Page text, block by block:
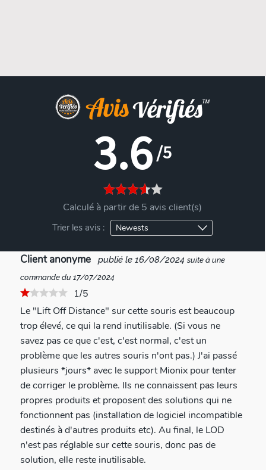
3.6/5
Calculé à partir de 5 avis client(s)
Trier les avis :
Client anonyme publié le 16/08/2024 suite à une
commande du 17/07/2024
1/5
Le "Lift Off Distance" sur cette souris est beaucoup
trop élevé, ce qui la rend inutilisable. (Si vous ne
savez pas ce que c'est, c'est normal, c'est un
problème que les autres souris n'ont pas.) J'ai passé
plusieurs *jours* avec le support Mionix pour tenter
de corriger le problème. Ils ne connaissent pas leurs
propres produits et proposent des solutions qui ne
fonctionnent pas (installation de logiciel incompatible
destinés à d'autres produits etc). Au final, le LOD
n'est pas réglable sur cette souris, donc pas de
solution, elle reste inutilisable.